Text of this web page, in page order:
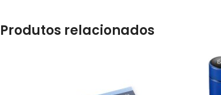
Produtos relacionados